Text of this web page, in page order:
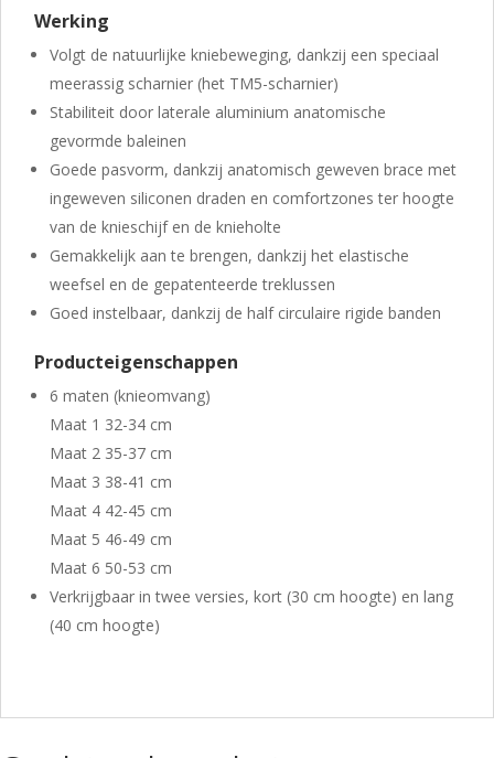
Werking
Volgt de natuurlijke kniebeweging, dankzij een speciaal
meerassig scharnier (het TM5-scharnier)
Stabiliteit door laterale aluminium anatomische
gevormde baleinen
Goede pasvorm, dankzij anatomisch geweven brace met
ingeweven siliconen draden en comfortzones ter hoogte
van de knieschijf en de knieholte
Gemakkelijk aan te brengen, dankzij het elastische
weefsel en de gepatenteerde treklussen
Goed instelbaar, dankzij de half circulaire rigide banden
Producteigenschappen
6 maten (knieomvang)
Maat 1 32-34 cm
Maat 2 35-37 cm
Maat 3 38-41 cm
Maat 4 42-45 cm
Maat 5 46-49 cm
Maat 6 50-53 cm
Verkrijgbaar in twee versies, kort (30 cm hoogte) en lang
(40 cm hoogte)